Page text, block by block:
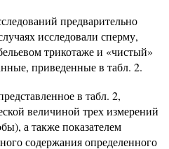
предварительно
исследовали сперму,
трикотаже и «чистый»
приведенные в табл. 2.
в табл. 2,
величиной трех измерений
а также показателем
содержания определенного